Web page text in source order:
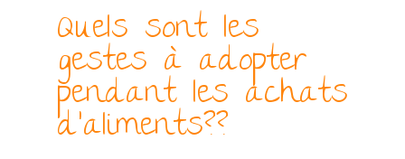
Quels sont les
gestes à adopter
pendant les achats
d’aliments??